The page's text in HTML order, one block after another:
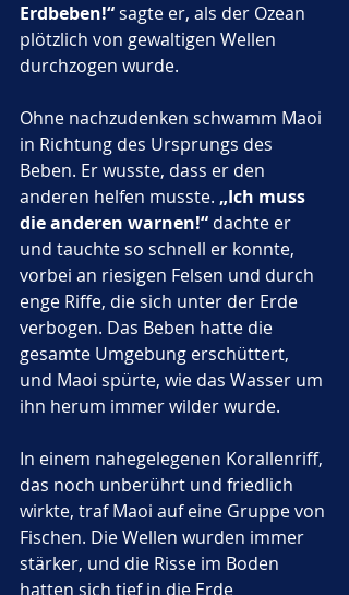
Erdbeben!“ sagte er, als der Ozean
plötzlich von gewaltigen Wellen
durchzogen wurde.
Ohne nachzudenken schwamm Maoi
in Richtung des Ursprungs des
Beben. Er wusste, dass er den
anderen helfen musste. „Ich muss
die anderen warnen!“ dachte er
und tauchte so schnell er konnte,
vorbei an riesigen Felsen und durch
enge Riffe, die sich unter der Erde
verbogen. Das Beben hatte die
gesamte Umgebung erschüttert,
und Maoi spürte, wie das Wasser um
ihn herum immer wilder wurde.
In einem nahegelegenen Korallenriff,
das noch unberührt und friedlich
wirkte, traf Maoi auf eine Gruppe von
Fischen. Die Wellen wurden immer
stärker, und die Risse im Boden
hatten sich tief in die Erde